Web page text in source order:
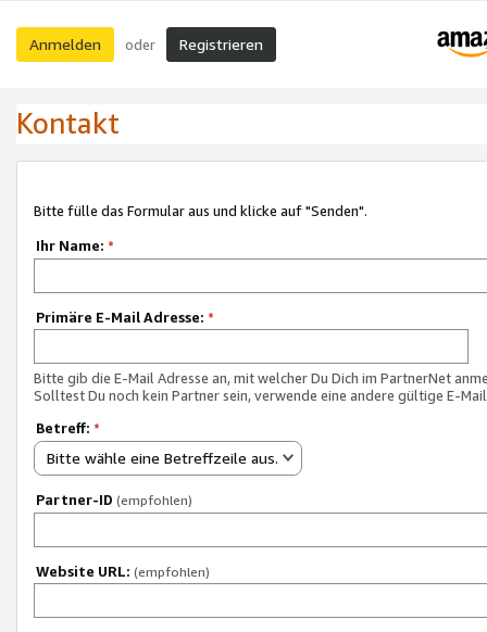
Anmelden oder Registrieren
Kontakt
Bitte fülle das Formular aus und klicke auf "Senden".
Ihr Name: *
Primäre E-Mail Adresse: *
Bitte gib die E-Mail Adresse an, mit welcher Du Dich im PartnerNet
Solltest Du noch kein Partner sein, verwende eine andere gültige E-
Betreff: *
Bitte wähle eine Betreffzeile aus.
Partner-ID (empfohlen)
Website URL: (empfohlen)